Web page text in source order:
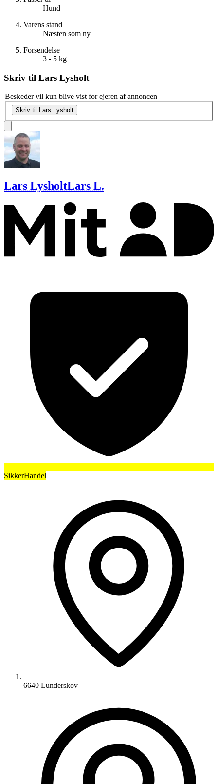
Hund
Varens stand
Næsten som ny
Forsendelse
3 - 5 kg
Skriv til Lars Lysholt
Beskeder vil kun blive vist for ejeren af annoncen
Skriv til Lars Lysholt
Lars LysholtLars L.
SikkerHandel
6640 Lunderskov